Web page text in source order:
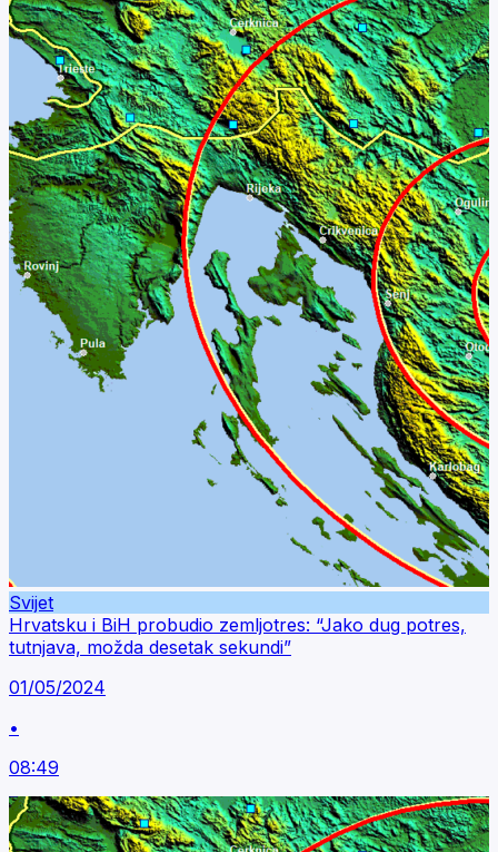
Svijet
Hrvatsku i BiH probudio zemljotres: “Jako dug potres,
tutnjava, možda desetak sekundi”
01/05/2024
•
08:49